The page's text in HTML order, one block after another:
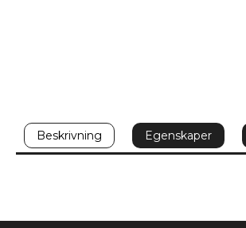
Beskrivning Egenskaper